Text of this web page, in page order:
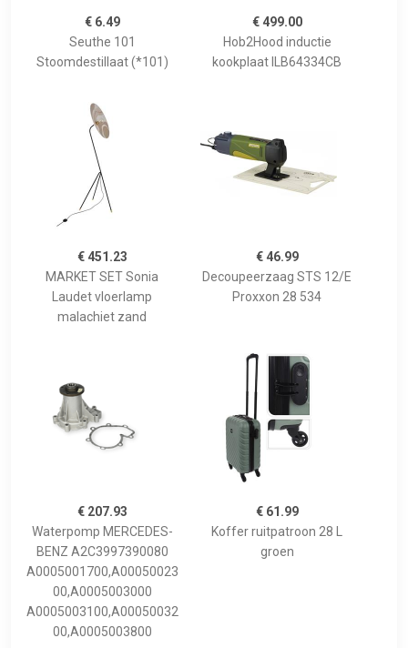
€ 6.49
Seuthe 101
Stoomdestillaat (*101)
€ 499.00
Hob2Hood inductie
kookplaat ILB64334CB
€ 451.23
MARKET SET Sonia
Laudet vloerlamp
malachiet zand
€ 46.99
Decoupeerzaag STS 12/E
Proxxon 28 534
€ 207.93
Waterpomp MERCEDES-
BENZ A2C3997390080
A0005001700,A00050023
00,A0005003000
A0005003100,A00050032
00,A0005003800
€ 61.99
Koffer ruitpatroon 28 L
groen